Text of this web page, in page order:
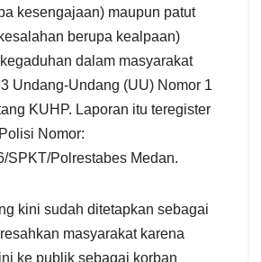
kesengajaan) maupun patut
berupa kealpaan)
dalam masyarakat
Undang-Undang (UU) Nomor 1
KUHP. Laporan itu teregister
Nomor:
SPKT/Polrestabes Medan.
kini sudah ditetapkan sebagai
masyarakat karena
ke publik sebagai korban